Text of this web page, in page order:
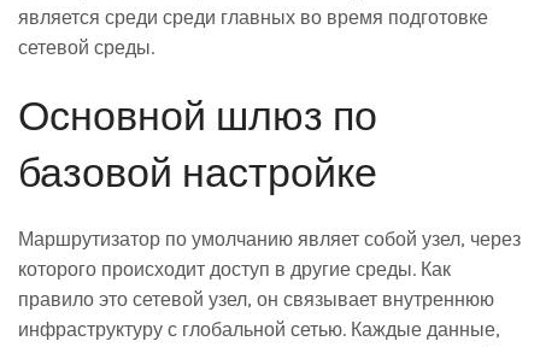
является среди среди главных во время подготовке
сетевой среды.
Основной шлюз по
базовой настройке
Маршрутизатор по умолчанию являет собой узел, через
которого происходит доступ в другие среды. Как
правило это сетевой узел, он связывает внутреннюю
инфраструктуру с глобальной сетью. Каждые данные,